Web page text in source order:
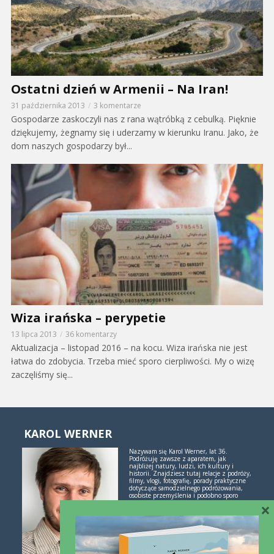
Ostatni dzień w Armenii – Na Iran!
31 października 2013 3 komentarze
Gospodarze zaskoczyli nas z rana wątróbką z cebulką. Pięknie
dziękujemy, żegnamy się i uderzamy w kierunku Iranu. Jako, że
dom naszych gospodarzy był...
Wiza irańska – perypetie
13 lipca 2013 36 komentarzy
Aktualizacja – listopad 2016 – na kocu. Wiza irańska nie jest
łatwa do zdobycia. Trzeba mieć sporo cierpliwości. My o wizę
zaczęliśmy się...
KAROL WERNER
Nazywam się Karol Werner, lat 36.
Podróżuję zawsze z aparatem, jak
najbliżej natury, ludzi, ich kultury i
historii. Znajdziesz tutaj relacje z podróży,
filmy, vlogi, fotografię, porady praktyczne
dotyczące samodzielnego podróżowania,
osobiste przemyślenia i podobno sporo
inspiracji. Jeśli lubisz świetne historie i
polubimy się!
Więcej o mnie i blogu
×